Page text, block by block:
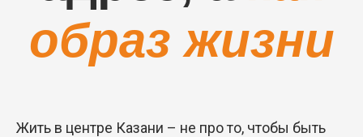
образ жизни
Жить в центре Казани – не про то, чтобы быть